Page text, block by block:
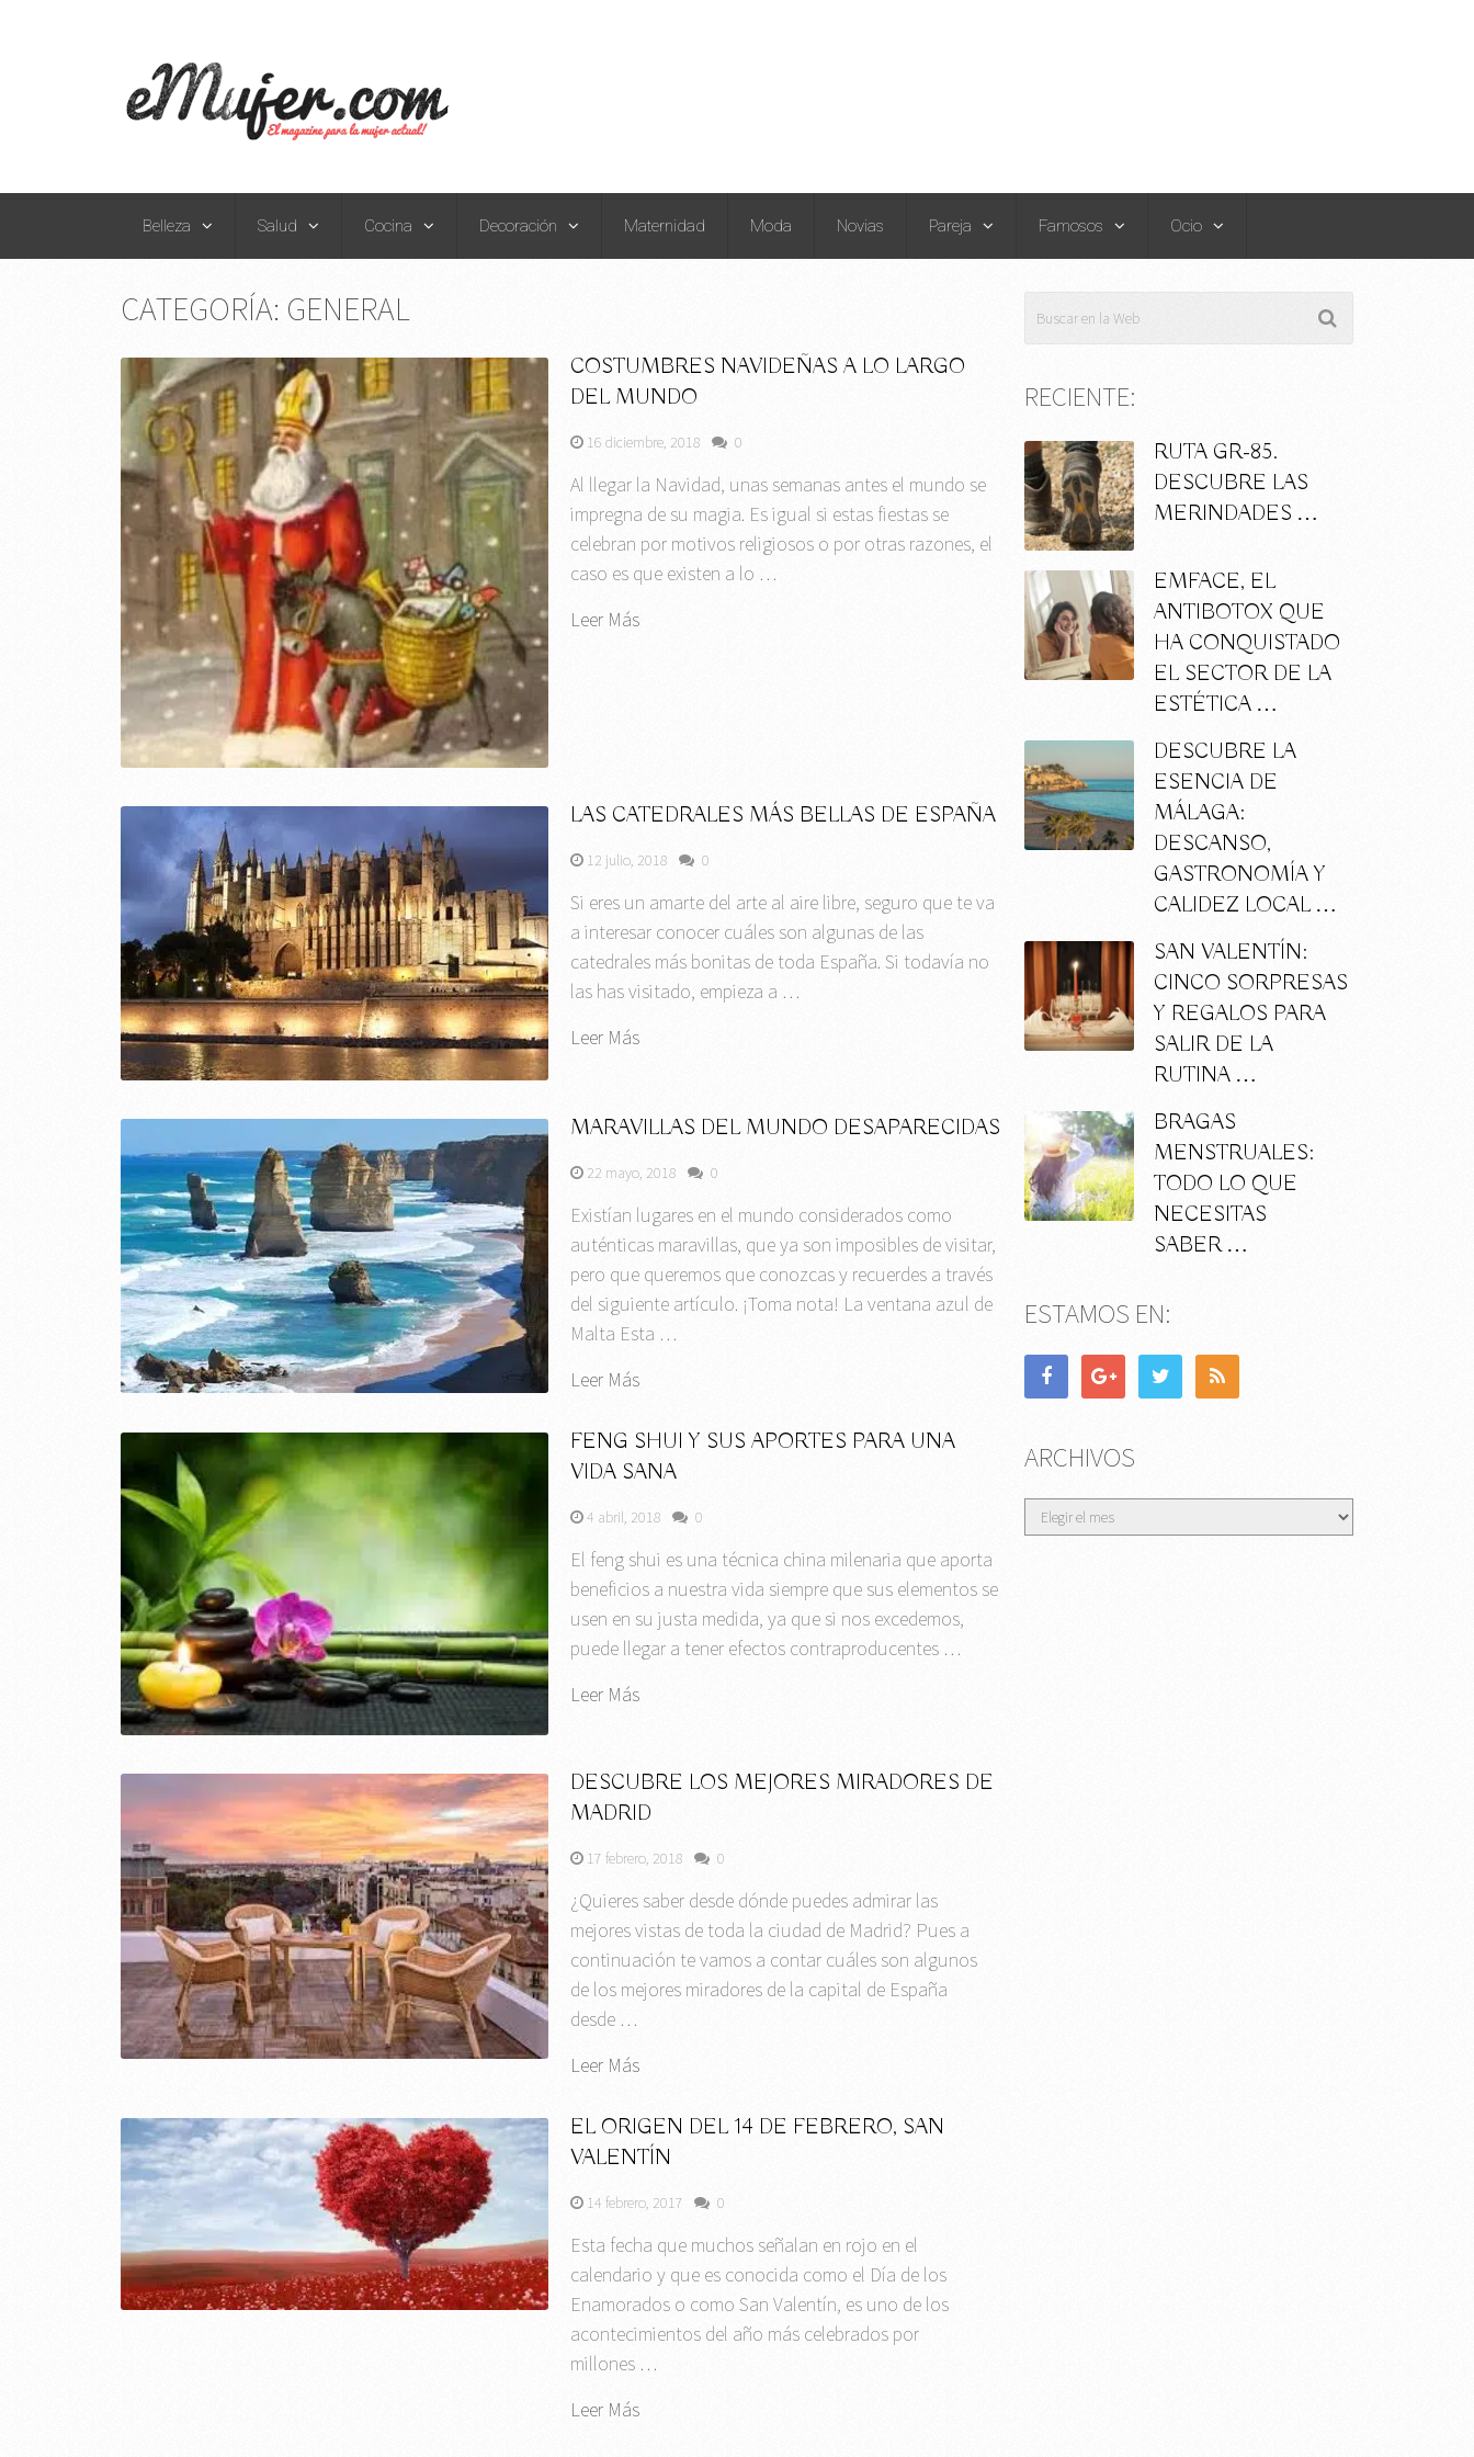
Belleza Salud Cocina Decoración Maternidad Moda Novias Pareja Famosos Ocio
CATEGORÍA: GENERAL
COSTUMBRES NAVIDEÑAS A LO LARGO
DEL MUNDO
16 diciembre, 2018 0
Al llegar la Navidad, unas semanas antes el mundo se
impregna de su magia. Es igual si estas fiestas se
celebran por motivos religiosos o por otras razones, el
caso es que existen a lo …
Leer Más
LAS CATEDRALES MÁS BELLAS DE ESPAÑA
12 julio, 2018 0
Si eres un amarte del arte al aire libre, seguro que te va
a interesar conocer cuáles son algunas de las
catedrales más bonitas de toda España. Si todavía no
las has visitado, empieza a …
Leer Más
MARAVILLAS DEL MUNDO DESAPARECIDAS
22 mayo, 2018 0
Existían lugares en el mundo considerados como
auténticas maravillas, que ya son imposibles de visitar,
pero que queremos que conozcas y recuerdes a través
del siguiente artículo. ¡Toma nota! La ventana azul de
Malta Esta …
Leer Más
FENG SHUI Y SUS APORTES PARA UNA
VIDA SANA
4 abril, 2018 0
El feng shui es una técnica china milenaria que aporta
beneficios a nuestra vida siempre que sus elementos se
usen en su justa medida, ya que si nos excedemos,
puede llegar a tener efectos contraproducentes …
Leer Más
DESCUBRE LOS MEJORES MIRADORES DE
MADRID
17 febrero, 2018 0
¿Quieres saber desde dónde puedes admirar las
mejores vistas de toda la ciudad de Madrid? Pues a
continuación te vamos a contar cuáles son algunos
de los mejores miradores de la capital de España
desde …
Leer Más
EL ORIGEN DEL 14 DE FEBRERO, SAN
VALENTÍN
14 febrero, 2017 0
Esta fecha que muchos señalan en rojo en el
calendario y que es conocida como el Día de los
Enamorados o como San Valentín, es uno de los
acontecimientos del año más celebrados por
millones …
Leer Más
RECIENTE:
RUTA GR-85.
DESCUBRE LAS
MERINDADES …
EMFACE, EL
ANTIBOTOX QUE
HA CONQUISTADO
EL SECTOR DE LA
ESTÉTICA …
DESCUBRE LA
ESENCIA DE
MÁLAGA:
DESCANSO,
GASTRONOMÍA Y
CALIDEZ LOCAL …
SAN VALENTÍN:
CINCO SORPRESAS
Y REGALOS PARA
SALIR DE LA
RUTINA …
BRAGAS
MENSTRUALES:
TODO LO QUE
NECESITAS
SABER …
ESTAMOS EN:
ARCHIVOS
Archivos